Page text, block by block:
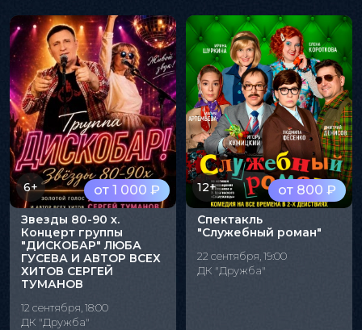
от 1 000 ₽
6+
Звезды 80-90 х.
Концерт группы
"ДИСКОБАР" ЛЮБА
ГУСЕВА И АВТОР ВСЕХ
ХИТОВ СЕРГЕЙ
ТУМАНОВ
12 сентября, 18:00
ДК "Дружба"
от 800 ₽
12+
Спектакль
"Служебный роман"
22 сентября, 19:00
ДК "Дружба"